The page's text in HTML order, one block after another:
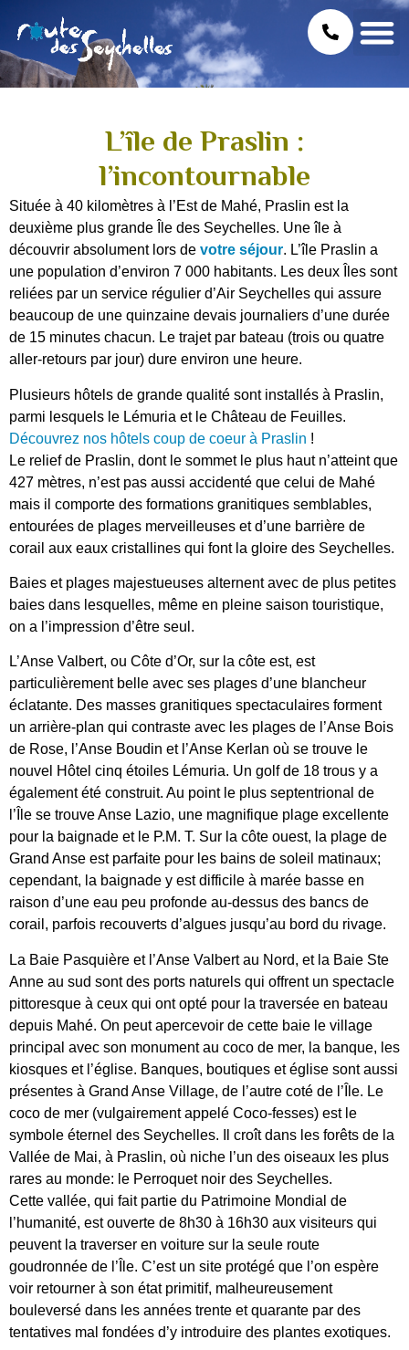
L’île de Praslin :
l’incontournable
Située à 40 kilomètres à l’Est de Mahé, Praslin est la
deuxième plus grande Île des Seychelles. Une île à
découvrir absolument lors de votre séjour. L’île Praslin a
une population d’environ 7 000 habitants. Les deux Îles sont
reliées par un service régulier d’Air Seychelles qui assure
beaucoup de une quinzaine devais journaliers d’une durée
de 15 minutes chacun. Le trajet par bateau (trois ou quatre
aller-retours par jour) dure environ une heure.
Plusieurs hôtels de grande qualité sont installés à Praslin,
parmi lesquels le Lémuria et le Château de Feuilles.
Découvrez nos hôtels coup de coeur à Praslin !
Le relief de Praslin, dont le sommet le plus haut n’atteint que
427 mètres, n’est pas aussi accidenté que celui de Mahé
mais il comporte des formations granitiques semblables,
entourées de plages merveilleuses et d’une barrière de
corail aux eaux cristallines qui font la gloire des Seychelles.
Baies et plages majestueuses alternent avec de plus petites
baies dans lesquelles, même en pleine saison touristique,
on a l’impression d’être seul.
L’Anse Valbert, ou Côte d’Or, sur la côte est, est
particulièrement belle avec ses plages d’une blancheur
éclatante. Des masses granitiques spectaculaires forment
un arrière-plan qui contraste avec les plages de l’Anse Bois
de Rose, l’Anse Boudin et l’Anse Kerlan où se trouve le
nouvel Hôtel cinq étoiles Lémuria. Un golf de 18 trous y a
également été construit. Au point le plus septentrional de
l’Île se trouve Anse Lazio, une magnifique plage excellente
pour la baignade et le P.M. T. Sur la côte ouest, la plage de
Grand Anse est parfaite pour les bains de soleil matinaux;
cependant, la baignade y est difficile à marée basse en
raison d’une eau peu profonde au-dessus des bancs de
corail, parfois recouverts d’algues jusqu’au bord du rivage.
La Baie Pasquière et l’Anse Valbert au Nord, et la Baie Ste
Anne au sud sont des ports naturels qui offrent un spectacle
pittoresque à ceux qui ont opté pour la traversée en bateau
depuis Mahé. On peut apercevoir de cette baie le village
principal avec son monument au coco de mer, la banque, les
kiosques et l’église. Banques, boutiques et église sont aussi
présentes à Grand Anse Village, de l’autre coté de l’Île. Le
coco de mer (vulgairement appelé Coco-fesses) est le
symbole éternel des Seychelles. Il croît dans les forêts de la
Vallée de Mai, à Praslin, où niche l’un des oiseaux les plus
rares au monde: le Perroquet noir des Seychelles.
Cette vallée, qui fait partie du Patrimoine Mondial de
l’humanité, est ouverte de 8h30 à 16h30 aux visiteurs qui
peuvent la traverser en voiture sur la seule route
goudronnée de l’Île. C’est un site protégé que l’on espère
voir retourner à son état primitif, malheureusement
bouleversé dans les années trente et quarante par des
tentatives mal fondées d’y introduire des plantes exotiques.